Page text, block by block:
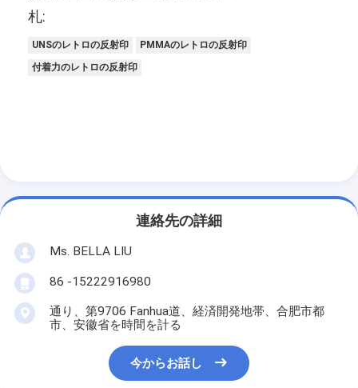
舗装の印Retroreflectometer
道の印の厚さゲージ
手持ち型のRetroreflectometer
札:
UNSのレトロの反射印
PMMAのレトロの反射印
付着力のレトロの反射印
連絡先の詳細
Ms. BELLA LIU
86 -15222916980
通り、第9706 Fanhua道、経済開発地帯、合肥市都
市、安徽省を時間を計る
今からお話し